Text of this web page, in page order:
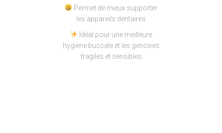
Permet de mieux supporter
les appareils dentaires
Idéal pour une meilleure
hygiène buccale et les gencives
fragiles et sensibles